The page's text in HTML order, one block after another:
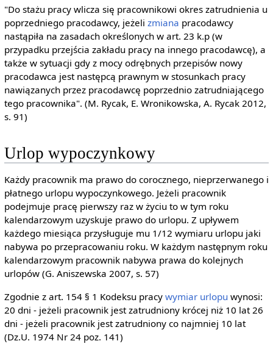
"Do stażu pracy wlicza się pracownikowi okres zatrudnienia u
poprzedniego pracodawcy, jeżeli zmiana pracodawcy
nastąpiła na zasadach określonych w art. 23 k.p (w
przypadku przejścia zakładu pracy na innego pracodawcę), a
także w sytuacji gdy z mocy odrębnych przepisów nowy
pracodawca jest następcą prawnym w stosunkach pracy
nawiązanych przez pracodawcę poprzednio zatrudniającego
tego pracownika". (M. Rycak, E. Wronikowska, A. Rycak 2012,
s. 91)
Urlop wypoczynkowy
Każdy pracownik ma prawo do corocznego, nieprzerwanego i
płatnego urlopu wypoczynkowego. Jeżeli pracownik
podejmuje pracę pierwszy raz w życiu to w tym roku
kalendarzowym uzyskuje prawo do urlopu. Z upływem
każdego miesiąca przysługuje mu 1/12 wymiaru urlopu jaki
nabywa po przepracowaniu roku. W każdym następnym roku
kalendarzowym pracownik nabywa prawa do kolejnych
urlopów (G. Aniszewska 2007, s. 57)
Zgodnie z art. 154 § 1 Kodeksu pracy wymiar urlopu wynosi:
20 dni - jeżeli pracownik jest zatrudniony krócej niż 10 lat 26
dni - jeżeli pracownik jest zatrudniony co najmniej 10 lat
(Dz.U. 1974 Nr 24 poz. 141)